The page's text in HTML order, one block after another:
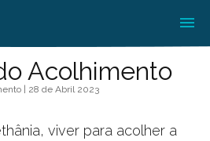
Acolhimento
| 28 de Abril 2023
viver para acolher a